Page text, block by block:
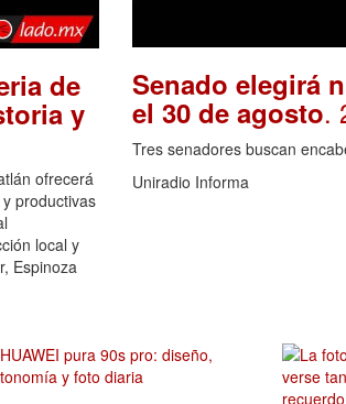
de
y
ofrecerá
productivas
local y
Espinoza
Senado elegirá
el 30 de agosto.
Tres senadores buscan
Uniradio Informa